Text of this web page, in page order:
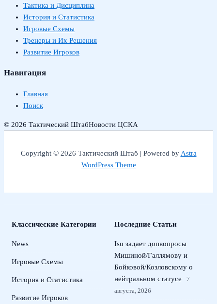
Тактика и Дисциплина
История и Статистика
Игровые Схемы
Тренеры и Их Решения
Развитие Игроков
Навигация
Главная
Поиск
© 2026 Тактический ШтабНовости ЦСКА
Copyright © 2026 Тактический Штаб | Powered byAstra
WordPress Theme
Классические Категории
News
Игровые Схемы
История и Статистика
Развитие Игроков
Последние Статьи
Isu задает допвопросы
Мишиной/Галлямову и
Бойковой/Козловскому о
нейтральном статусе
7
августа, 2026